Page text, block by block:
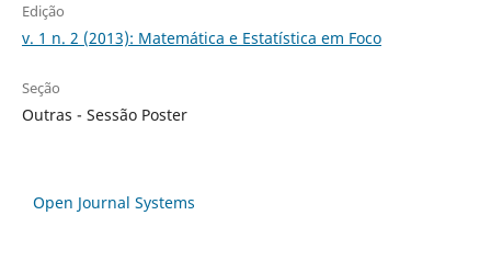
Edição
v. 1 n. 2 (2013): Matemática e Estatística em Foco
Seção
Outras - Sessão Poster
Open Journal Systems